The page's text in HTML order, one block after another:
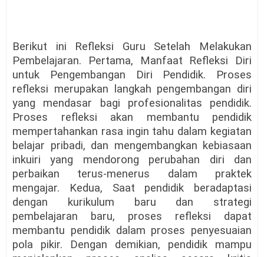
Berikut ini Refleksi Guru Setelah Melakukan
Pembelajaran. Pertama, Manfaat Refleksi Diri
untuk Pengembangan Diri Pendidik. Proses
refleksi merupakan langkah pengembangan diri
yang mendasar bagi profesionalitas pendidik.
Proses refleksi akan membantu pendidik
mempertahankan rasa ingin tahu dalam kegiatan
belajar pribadi, dan mengembangkan kebiasaan
inkuiri yang mendorong perubahan diri dan
perbaikan terus-menerus dalam praktek
mengajar. Kedua, Saat pendidik beradaptasi
dengan kurikulum baru dan strategi
pembelajaran baru, proses refleksi dapat
membantu pendidik dalam proses penyesuaian
pola pikir. Dengan demikian, pendidik mampu